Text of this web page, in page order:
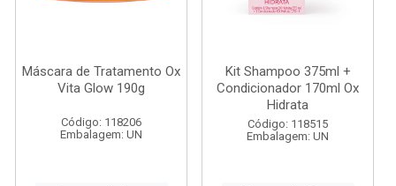
Máscara de Tratamento Ox
Vita Glow 190g
Código: 118206
Embalagem: UN
Kit Shampoo 375ml +
Condicionador 170ml Ox
Hidrata
Código: 118515
Embalagem: UN